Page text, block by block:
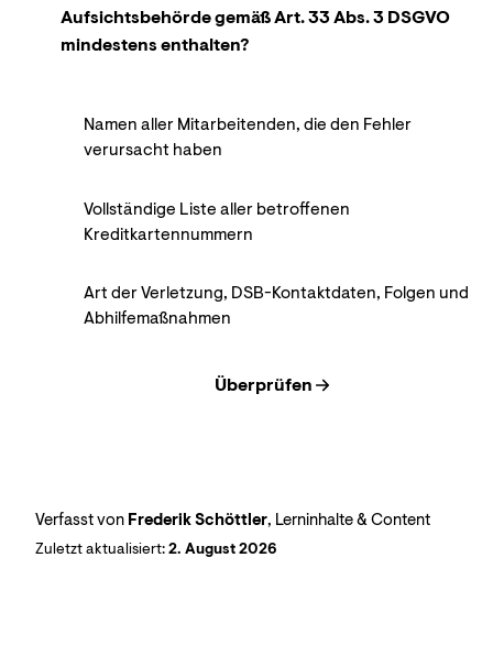
Aufsichtsbehörde gemäß Art. 33 Abs. 3 DSGVO
mindestens enthalten?
Namen aller Mitarbeitenden, die den Fehler
verursacht haben
Vollständige Liste aller betroffenen
Kreditkartennummern
Art der Verletzung, DSB-Kontaktdaten, Folgen und
Abhilfemaßnahmen
Überprüfen
Verfasst von Frederik Schöttler, Lerninhalte & Content
Zuletzt aktualisiert:2. August 2026